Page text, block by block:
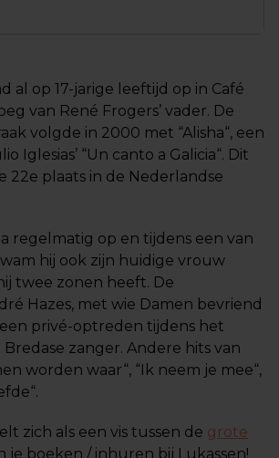
al op 17-jarige leeftijd op in Café
van René Frogers’ vader. De
volgde in 2000 met “Alisha“, een
Iglesias’ “Un canto a Galicia“. Dit
22e plaats in de Nederlandse
regelmatig op en tijdens een van
hij ook zijn huidige vrouw
twee zonen heeft. De
Hazes, met wie Damen bevriend
privé-optreden tijdens het
zanger. Andere hits van
worden waar“, “Ik neem je mee“,
zich als een vis tussen de grote
je boeken / inhuren bij Lukassen!